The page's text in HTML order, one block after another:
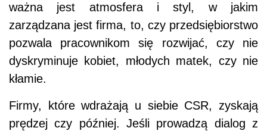
ważna jest atmosfera i styl, w jakim
zarządzana jest firma, to, czy przedsiębiorstwo
pozwala pracownikom się rozwijać, czy nie
dyskryminuje kobiet, młodych matek, czy nie
kłamie.
Firmy, które wdrażają u siebie CSR, zyskają
prędzej czy później. Jeśli prowadzą dialog z